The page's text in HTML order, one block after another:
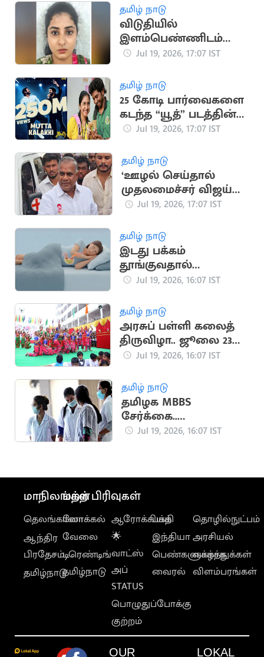
தமிழ் நாடு
விடுதியில்
இளம்பெண்ணிடம்
நகை திருடிய
Jul 19, 2026, 17:07 IST
தமிழ் நாடு
25 கோடி பார்வைகளை
கடந்த “யூத்” படத்தின்
“முட்ட கலக்கி” பாடல்
Jul 19, 2026, 17:07 IST
தமிழ் நாடு
‘ஊழல் செய்தால்
முதலமைச்சர் விஜய்
நீக்கிவிடுவார்’..
Jul 19, 2026, 17:07 IST
தமிழ் நாடு
இடது பக்கம்
தூங்குவதால்
கிடைக்கும் முக்கிய
Jul 19, 2026, 16:07 IST
தமிழ் நாடு
அரசுப் பள்ளி கலைத்
திருவிழா.. ஜூலை 23
முதல் தொடக்கம்
Jul 19, 2026, 16:07 IST
தமிழ் நாடு
தமிழக MBBS
சேர்க்கை..
எதிர்பார்க்கப்படும் கட்-
Jul 19, 2026, 16:07 IST
மாநிலங்கள்
தெலங்கானா
ஆந்திர
பிரதேசம்
தமிழ்நாடு
மற்ற பிரிவுகள்
லோக்கல்
வேலை
டிரெண்டிங்
தமிழ்நாடு
ஆரோக்கியம்
🌟
வாட்ஸ்
அப்
STATUS
பொழுதுப்போக்கு
குற்றம்
பக்தி
இந்தியா
பெண்களுக்காக
வைரல்
தொழில்நுட்பம்
அரசியல்
வாழ்த்துக்கள்
விளம்பரங்கள்
OUR LOKAL